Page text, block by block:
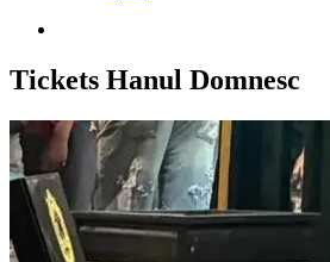
Tickets Hanul Domnesc